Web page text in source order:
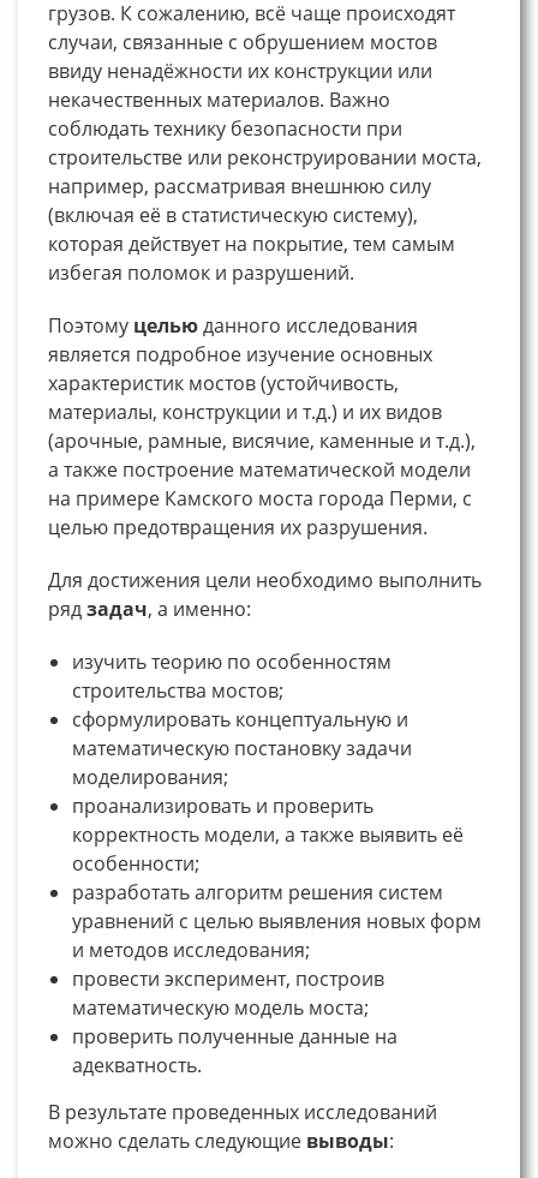
грузов. К сожалению, всё чаще происходят
случаи, связанные с обрушением мостов
ввиду ненадёжности их конструкции или
некачественных материалов. Важно
соблюдать технику безопасности при
строительстве или реконструировании моста,
например, рассматривая внешнюю силу
(включая её в статистическую систему),
которая действует на покрытие, тем самым
избегая поломок и разрушений.
Поэтому цельюданного исследования
является подробное изучение основных
характеристик мостов (устойчивость,
материалы, конструкции и т.д.) и их видов
(арочные, рамные, висячие, каменные и т.д.),
а также построение математической модели
на примере Камского моста города Перми, с
целью предотвращения их разрушения.
Для достижения цели необходимо выполнить
рядзадач, а именно:
изучить теорию по особенностям
строительства мостов;
сформулировать концептуальную и
математическую постановку задачи
моделирования;
проанализировать и проверить
корректность модели, а также выявить её
особенности;
разработать алгоритм решения систем
уравнений с целью выявления новых форм
и методов исследования;
провести эксперимент, построив
математическую модель моста;
проверить полученные данные на
адекватность.
В результате проведенных исследований
можно сделать следующие выводы: